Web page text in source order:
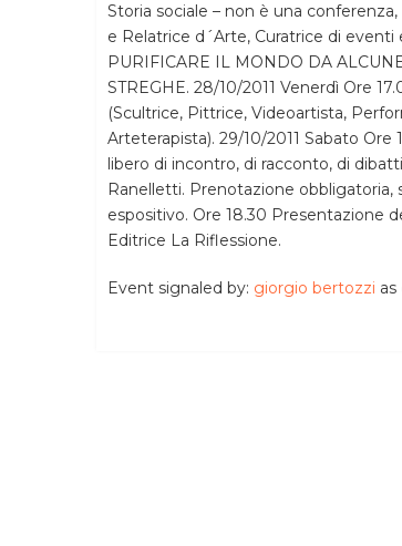
Storia sociale – non è una
e Relatrice d´Arte, Curatrice di
PURIFICARE IL MONDO DA
STREGHE. 28/10/2011 Venerdì Ore
(Scultrice, Pittrice, Videoartista,
Arteterapista). 29/10/2011 Sabato Ore
libero di incontro, di racconto, di
Ranelletti. Prenotazione obbligatoria,
espositivo. Ore 18.30 Presentazione
Editrice La Riflessione.
Event signaled by: giorgio bertozzi as